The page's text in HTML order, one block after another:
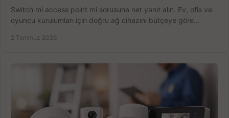
Switch mi access point mi sorusuna net yanıt alın. Ev, ofis ve
oyuncu kurulumları için doğru ağ cihazını bütçeye göre
2 Temmuz 2026